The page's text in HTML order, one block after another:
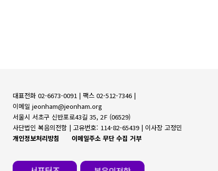
대표전화 02-6673-0091 | 팩스 02-512-7346 |
이메일 jeonham@jeonham.org
서울시 서초구 신반포로43길 35, 2F (06529)
사단법인 복음의전함 | 고유번호: 114-82-65439 | 이사장 고정민
개인정보처리방침
이메일주소 무단 수집 거부